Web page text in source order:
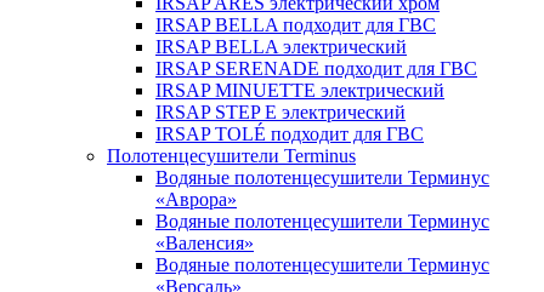
IRSAP BELLA подходит для ГВС
IRSAP BELLA электрический
IRSAP SERENADE подходит для ГВС
IRSAP MINUETTE электрический
IRSAP STEP E электрический
IRSAP TOLÉ подходит для ГВС
Полотенцесушители Terminus
Водяные полотенцесушители Терминус
«Аврора»
Водяные полотенцесушители Терминус
«Валенсия»
Водяные полотенцесушители Терминус
«Версаль»